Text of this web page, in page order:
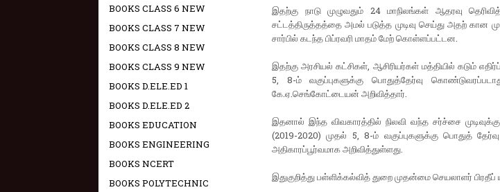
இதற்கு நாடு முழுவதும் 24 மாநிலங்கள் ஆதரவு
சட்டத்திருத்தத்தை அமல் படுத்த முடிவு செய்து அதற் கான
சார்பில் கடந்த பிப்ரவரி மாதம் மேற் கொள்ளப்பட்டன.
இதற்கு அரசியல் கட்சிகள், ஆசிரியர்கள் மத்தியில் கடும்
5, 8-ம் வகுப்புகளுக்கு பொதுத்தேர்வு
கே.ஏ.செங்கோட்டையன் அறிவித்தார்.
இதனால் இந்த விவகாரத்தில் நிலவி வந்த சர்ச்சை
(2019-2020) முதல் 5, 8-ம் வகுப்புகளுக்கு பொதுத்
அதிகாரப்பூர்வமாக அறிவித்துள்ளது.
இதுகுறித்து பள்ளிக்கல்வித் துறை முதன்மை செயலாளர்
BOOKS CLASS 6 NEW
BOOKS CLASS 7 NEW
BOOKS CLASS 8 NEW
BOOKS CLASS 9 NEW
BOOKS D.ELE.ED 1
BOOKS D.ELE.ED 2
BOOKS EDUCATION
BOOKS ENGINEERING
BOOKS NCERT
BOOKS POLYTECHNIC